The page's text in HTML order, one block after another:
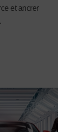
et ancrer